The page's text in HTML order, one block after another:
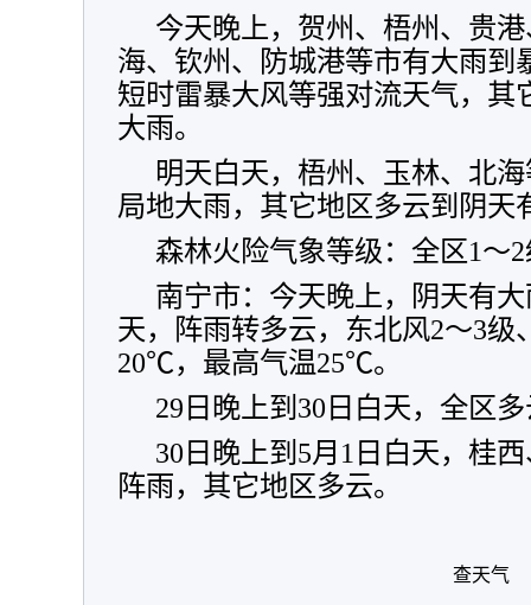
今天晚上，贺州、梧州、贵
海、钦州、防城港等市有大雨到
短时雷暴大风等强对流天气，其
大雨。
明天白天，梧州、玉林、北
局地大雨，其它地区多云到阴天
森林火险气象等级：全区1～
南宁市：今天晚上，阴天有
天，阵雨转多云，东北风2～3级
20℃，最高气温25℃。
29日晚上到30日白天，全区
30日晚上到5月1日白天，桂
阵雨，其它地区多云。
查天气